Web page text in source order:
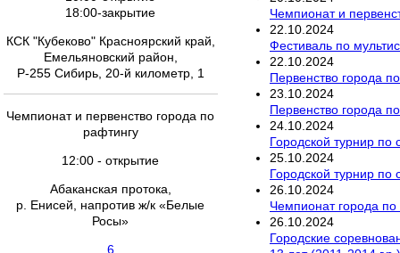
18:00-закрытие
КСК "Кубеково" Красноярский край,
Емельяновский район,
Р-255 Сибирь, 20-й километр, 1
Чемпионат и первенство города по
рафтингу
12:00 - открытие
Абаканская протока,
р. Енисей, напротив ж/к «Белые
Росы»
6
Чемпионат и
22 10 2024
Фестиваль по
22 10 2024
Первенство города
23 10 2024
Первенство города
24 10 2024
Городской турнир по
25 10 2024
Городской турнир по
26 10 2024
Чемпионат города
26 10 2024
Городские